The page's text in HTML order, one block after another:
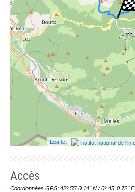
Leaflet |
Accès
Coordonnées GPS: 42º 55' 0.14'' N / 0º 45' 0.72'' E